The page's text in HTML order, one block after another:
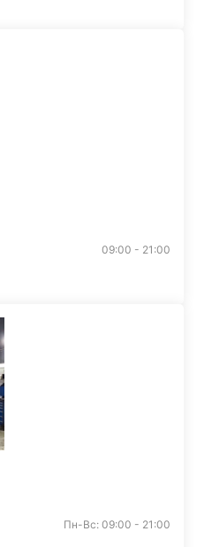
09:00 - 21:00
Пн-Вс: 09:00 - 21:00